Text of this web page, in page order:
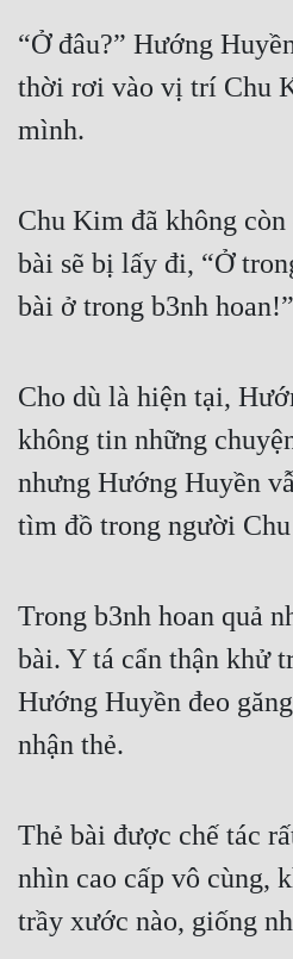
“Ở đâu?” Hướng
thời rơi vào vị trí Chu
mình.
Chu Kim đã không
bài sẽ bị lấy đi, “Ở
bài ở trong b3nh hoan!”
Cho dù là hiện tại,
không tin những
nhưng Hướng Huyền
tìm đồ trong người
Trong b3nh hoan quả
bài. Y tá cẩn thận khử
Hướng Huyền đeo
nhận thẻ.
Thẻ bài được chế tác
nhìn cao cấp vô cùng,
trầy xước nào, giống